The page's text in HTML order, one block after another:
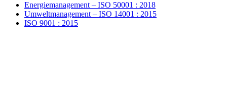
Energiemanagement – ISO 50001 : 2018
Umweltmanagement – ISO 14001 : 2015
ISO 9001 : 2015